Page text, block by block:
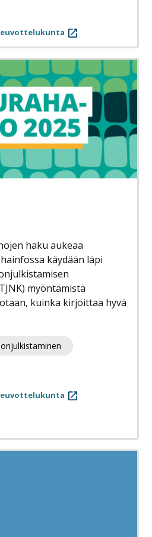
haku aukeaa
käydään läpi
myöntämistä
kuinka kirjoittaa hyvä